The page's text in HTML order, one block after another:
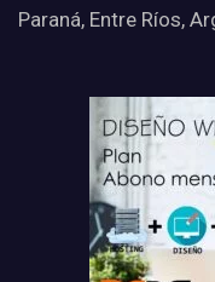
Paraná, Entre Ríos,